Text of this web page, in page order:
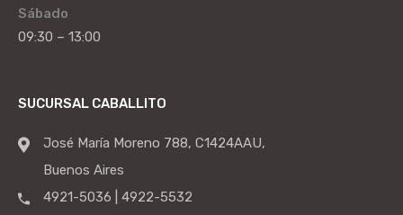
Sábado
09:30 – 13:00
SUCURSAL CABALLITO
José María Moreno 788, C1424AAU,
Buenos Aires
4921-5036 | 4922-5532